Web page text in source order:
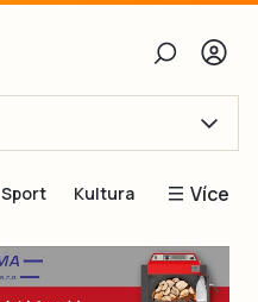
Obnovit heslo
Sport Kultura Více
Blogy
Inspirace